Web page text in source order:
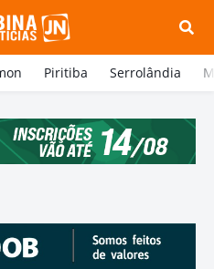
Piritiba Serrolândia